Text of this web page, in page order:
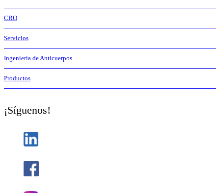
CRO
Servicios
Ingeniería de Anticuerpos
Productos
¡Síguenos!